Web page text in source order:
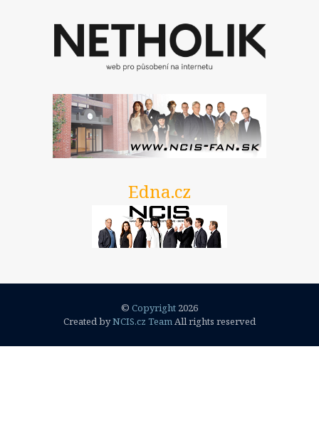
Edna.cz
© Copyright 2026
Created byNCIS.cz TeamAll rights reserved